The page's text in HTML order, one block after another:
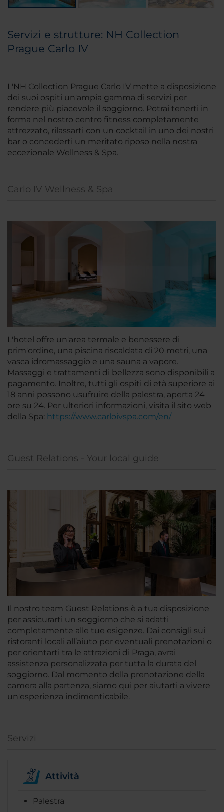
Servizi e strutture: NH Collection
Prague Carlo IV
L'NH Collection Prague Carlo IV mette a disposizione
dei suoi ospiti un'ampia gamma di servizi per
rendere più piacevole il soggiorno. Potrai tenerti in
forma nel nostro centro fitness completamente
attrezzato, rilassarti con un cocktail in uno dei nostri
bar o concederti un meritato riposo nella nostra
eccezionale Wellness & Spa.
Carlo IV Wellness & Spa
L'hotel offre un'area termale e benessere di
prim'ordine, una piscina riscaldata di 20 metri, una
vasca idromassaggio e una sauna a vapore.
Massaggi e trattamenti di bellezza sono disponibili a
pagamento. Inoltre, tutti gli ospiti di età superiore ai
18 anni possono usufruire della palestra, aperta 24
ore su 24. Per ulteriori informazioni, visita il sito web
della Spa: https://www.carloivspa.com/en/
Guest Relations - Your local guide
Il nostro team Guest Relations è a tua disposizione
per assicurarti un soggiorno che si adatti
completamente alle tue esigenze. Dai consigli sui
ristoranti locali all’aiuto per eventuali prenotazioni o
per orientarti tra le attrazioni di Praga, avrai
assistenza personalizzata per tutta la durata del
soggiorno. Dal momento della prenotazione della
camera alla partenza, siamo qui per aiutarti a vivere
un'esperienza indimenticabile.
Servizi
Attività
Palestra